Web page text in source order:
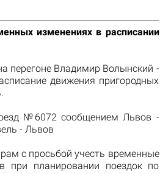
изменениях в расписании
перегоне Владимир Волынский -
движения пригородных
№6072 сообщением Львов -
- Львов
с просьбой учесть временные
при планировании поездок по